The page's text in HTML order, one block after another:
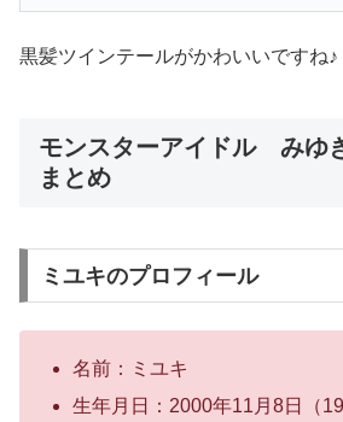
黒髪ツインテールがかわいいですね♪
モンスターアイドル みゆ
まとめ
ミユキのプロフィール
名前：ミユキ
生年月日：2000年11月8日（19